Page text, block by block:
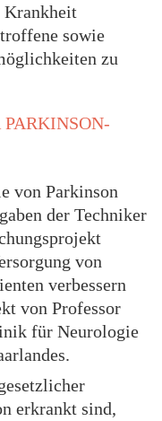
Krankheit
sowie
zu
PARKINSON-
von Parkinson
der Techniker
von
verbessern
von Professor
für Neurologie
erkrankt sind,